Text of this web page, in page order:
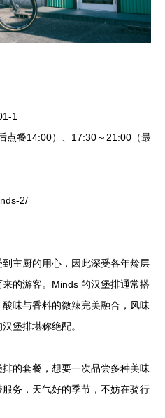
1
点餐14:00）、17:30～21:00（最
2/
主厨的用心，因此深受各年龄层
的游客。Minds 的汉堡排通常搭
味与香料的微辣完美融合，风味
堡排堪称绝配。
的套餐，想要一次品尝多种美味
务，天气好的季节，不妨在骑行